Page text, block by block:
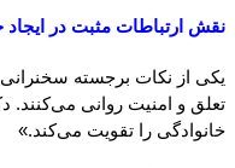
نقش ارتباطات مثبت در
یکی از نکات برجسته
تعلق و امنیت روانی
خانوادگی را تقویت می‌کند.»